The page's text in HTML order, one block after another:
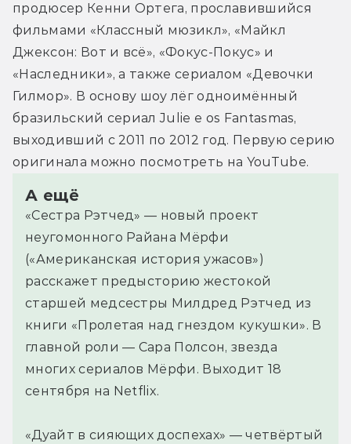
продюсер Кенни Ортега, прославившийся
фильмами «Классный мюзикл», «Майкл
Джексон: Вот и всё», «Фокус-Покус» и
«Наследники», а также сериалом «Девочки
Гилмор». В основу шоу лёг одноимённый
бразильский сериал Julie e os Fantasmas,
выходивший с 2011 по 2012 год. Первую серию
оригинала можно посмотреть на YouTube.
А ещё
«Сестра Рэтчед» — новый проект
неугомонного Райана Мёрфи
(«Американская история ужасов»)
расскажет предысторию жестокой
старшей медсестры Милдред Рэтчед из
книги «Пролетая над гнездом кукушки». В
главной роли — Сара Полсон, звезда
многих сериалов Мёрфи. Выходит 18
сентября на Netflix.
«Дуайт в сияющих доспехах» — четвёртый